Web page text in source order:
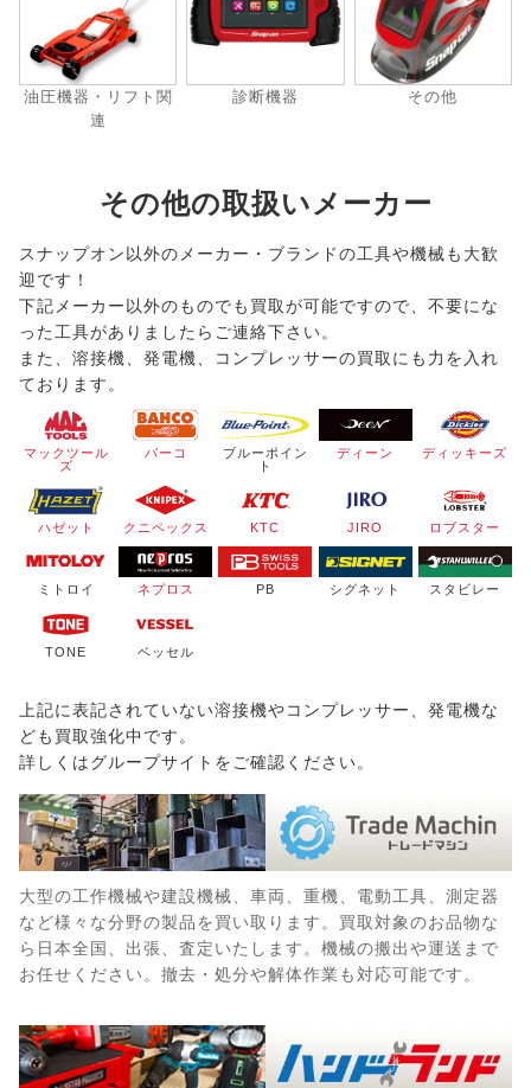
油圧機器・リフト関
連
診断機器 その他
その他の取扱いメーカー
スナップオン以外のメーカー・ブランドの工具や機械も大歓
迎です！
下記メーカー以外のものでも買取が可能ですので、不要にな
った工具がありましたらご連絡下さい。
また、溶接機、発電機、コンプレッサーの買取にも力を入れ
ております。
マックツール
ズ
バーコ
ブルーポイン
ト
ディーン ディッキーズ
ハゼット クニペックス KTC JIRO ロブスター
ミトロイ ネプロス PB シグネット スタビレー
TONE ベッセル
上記に表記されていない溶接機やコンプレッサー、発電機な
ども買取強化中です。
詳しくはグループサイトをご確認ください。
大型の工作機械や建設機械、車両、重機、電動工具、測定器
など様々な分野の製品を買い取ります。買取対象のお品物な
ら日本全国、出張、査定いたします。機械の搬出や運送まで
お任せください。撤去・処分や解体作業も対応可能です。